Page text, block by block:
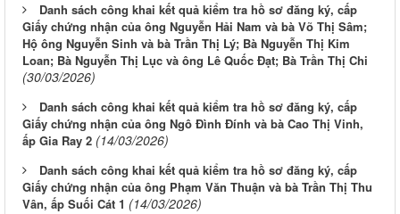
Danh sách công khai kết quả kiểm tra hồ sơ đăng ký, cấp
Giấy chứng nhận của ông Nguyễn Hải Nam và bà Võ Thị Sâm;
Hộ ông Nguyễn Sinh và bà Trần Thị Lý; Bà Nguyễn Thị Kim
Loan; Bà Nguyễn Thị Lục và ông Lê Quốc Đạt; Bà Trần Thị Chi
(30/03/2026)
Danh sách công khai kết quả kiểm tra hồ sơ đăng ký, cấp
Giấy chứng nhận của ông Ngô Đình Đính và bà Cao Thị Vinh,
ấp Gia Ray 2 (14/03/2026)
Danh sách công khai kết quả kiểm tra hồ sơ đăng ký, cấp
Giấy chứng nhận của ông Phạm Văn Thuận và bà Trần Thị Thu
Vân, ấp Suối Cát 1 (14/03/2026)